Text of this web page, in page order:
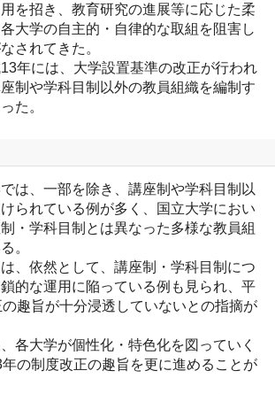
を招き、教育研究の進展等に応じた柔
大学の自主的・自律的な取組を阻害し
されてきた。
年には、大学設置基準の改正が行われ
制や学科目制以外の教員組織を編制す
た。
は、一部を除き、講座制や学科目制以
られている例が多く、国立大学におい
・学科目制とは異なった多様な教員組
。
、依然として、講座制・学科目制につ
的な運用に陥っている例も見られ、平
趣旨が十分浸透していないとの指摘が
各大学が個性化・特色化を図っていく
の制度改正の趣旨を更に進めることが